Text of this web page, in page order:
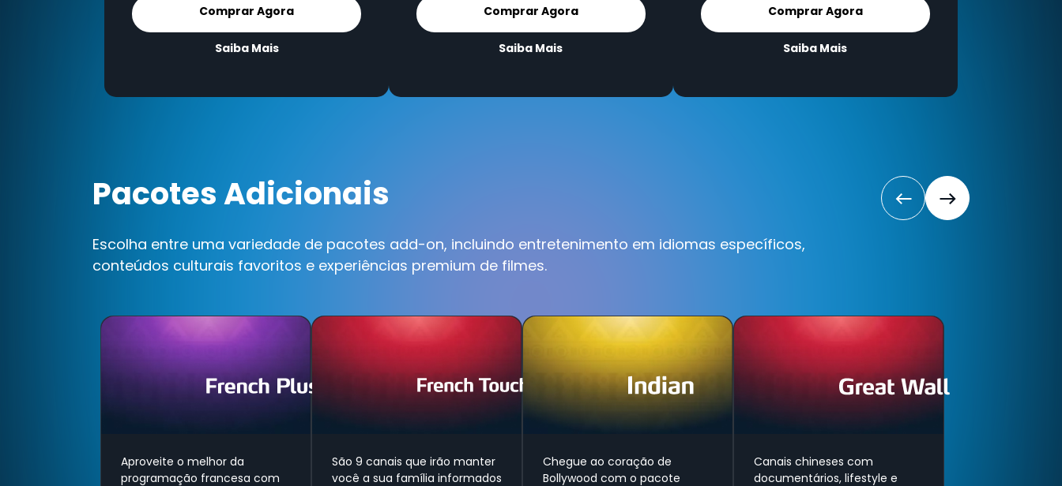
Comprar Agora
Saiba Mais
Comprar Agora
Saiba Mais
Comprar Agora
Saiba Mais
Pacotes Adicionais
Escolha entre uma variedade de pacotes add-on, incluindo entretenimento em idiomas específicos,
conteúdos culturais favoritos e experiências premium de filmes.
Aproveite o melhor da
programação francesa com
São 9 canais que irão manter
você a sua família informados
Chegue ao coração de
Bollywood com o pacote
Canais chineses com
documentários, lifestyle e